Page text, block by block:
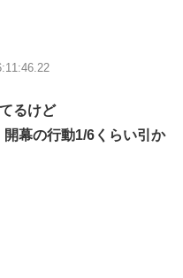
るけど
幕の行動1/6くらい引か